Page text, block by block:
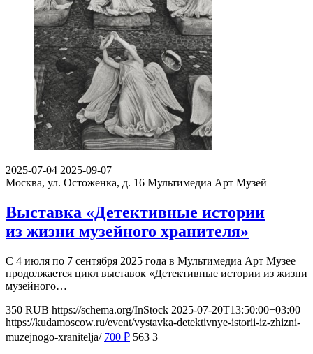
2025-07-04 2025-09-07
Москва, ул. Остоженка, д. 16 Мультимедиа Арт Музей
Выставка «Детективные истории
из жизни музейного хранителя»
С 4 июля по 7 сентября 2025 года в Мультимедиа Арт Музее
продолжается цикл выставок «Детективные истории из жизни
музейного…
350 RUB https://schema.org/InStock 2025-07-20T13:50:00+03:00
https://kudamoscow.ru/event/vystavka-detektivnye-istorii-iz-zhizni-
muzejnogo-xranitelja/ 700 ₽ 563 3